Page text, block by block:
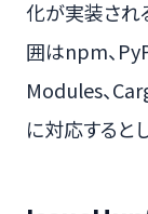
化が実装され
囲はnpm、
Modules、
に対応すると